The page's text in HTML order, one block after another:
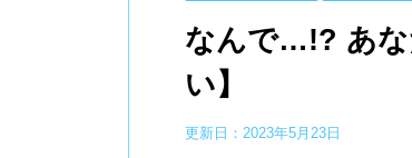
なんで…!? あな
い】
更新日： 2023年5月23日